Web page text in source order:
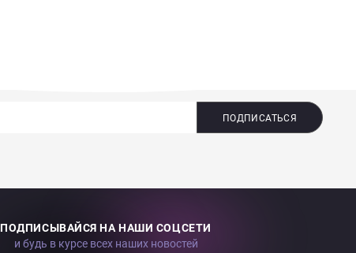
ПОДПИСАТЬСЯ
ПОДПИСЫВАЙСЯ НА НАШИ СОЦСЕТИ
и будь в курсе всех наших новостей